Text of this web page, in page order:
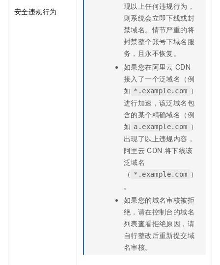
安全违规行为
现以上任何违规行为，
则系统会立即下线或封
禁域名。情节严重的将
封禁整个账号下域名服
务，且永不恢复。
如果您在阿里云 CDN
接入了一个泛域名（例
如 *.example.com ）
进行加速，该泛域名包
含的某个精确域名（例
如 a.example.com ）
出现了以上违规内容，
阿里云 CDN 将下线该
泛域名
（ *.example.com ）
。
如果您的域名审核被拒
绝，请在控制台的域名
列表查看拒绝原因，请
自行整改后重新提交域
名审核。